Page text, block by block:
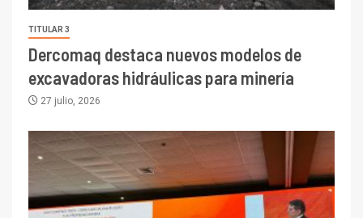
TITULAR 3
Dercomaq destaca nuevos modelos de
excavadoras hidráulicas para minería
27 julio, 2026